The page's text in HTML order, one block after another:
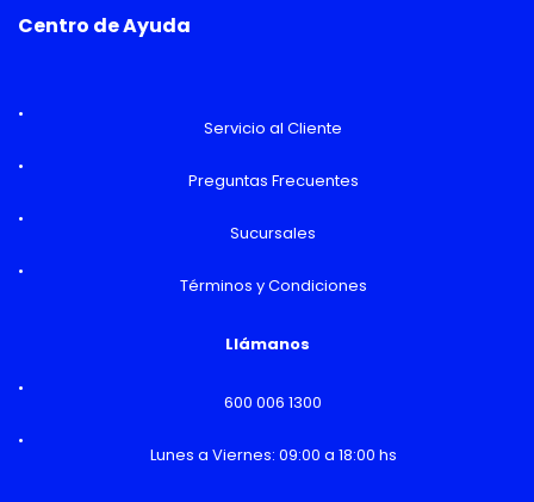
Centro de Ayuda
Servicio al Cliente
Preguntas Frecuentes
Sucursales
Términos y Condiciones
Llámanos
600 006 1300
Lunes a Viernes: 09:00 a 18:00 hs